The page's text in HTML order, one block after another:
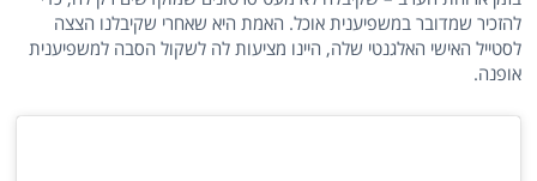
להזכיר שמדובר במשפיענית אוכל. האמת היא שאחרי שקיבלנו הצצה
לסטייל האישי האלגנטי שלה, היינו מציעות לה לשקול הסבה למשפיענית
אופנה.